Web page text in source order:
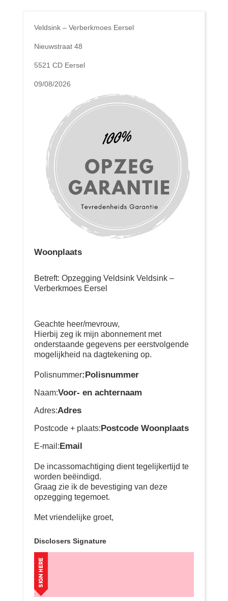
Veldsink – Verberkmoes Eersel
Nieuwstraat 48
5521 CD Eersel
09/08/2026
Woonplaats
Betreft: Opzegging Veldsink Veldsink –
Verberkmoes Eersel
Geachte heer/mevrouw,
Hierbij zeg ik mijn abonnement met
onderstaande gegevens per eerstvolgende
mogelijkheid na dagtekening op.
Polisnummer:Polisnummer
Naam:Voor- en achternaam
Adres:Adres
Postcode + plaats:Postcode Woonplaats
E-mail:Email
De incassomachtiging dient tegelijkertijd te
worden beëindigd.
Graag zie ik de bevestiging van deze
opzegging tegemoet.
Met vriendelijke groet,
Disclosers Signature